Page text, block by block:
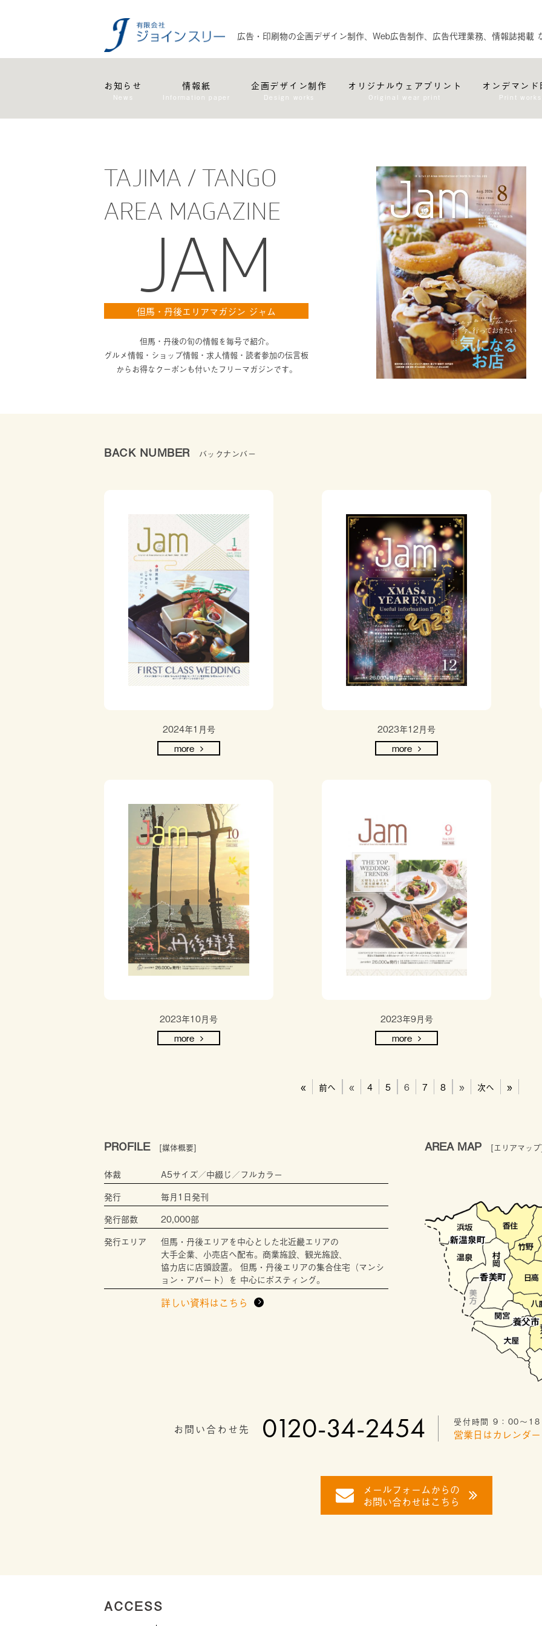
広告・印刷物の企画デザイン制作、Web広告制作、広告代理業務、情報誌掲載
お知らせ
News
情報紙
Information paper
企画デザイン制作
Design works
オリジナルウェアプリント
Original wear print
オンデマンド
Print works
TAJIMA / TANGO
AREA MAGAZINE
JAM
但馬・丹後エリアマガジン ジャム
但馬・丹後の旬の情報を毎号で紹介。
グルメ情報・ショップ情報・求人情報・読者参加の伝言板
からお得なクーポンも付いたフリーマガジンです。
BACK NUMBER バックナンバー
2024年1月号
more
2023年12月号
more
2023年10月号
more
2023年9月号
more
« 前へ « 4 5 6 7 8 » 次へ »
PROFILE [媒体概要]
体裁
A5サイズ／中綴じ／フルカラー
発行
毎月1日発刊
発行部数
20,000部
発行エリア
但馬・丹後エリアを中心とした北近畿エリアの
大手企業、小売店へ配布。商業施設、観光施設、
協力店に店頭設置。 但馬・丹後エリアの集合住宅（マンシ
ョン・アパート）を 中心にポスティング。
詳しい資料はこちら
AREA MAP [エリアマッ
お問い合わせ先 0120-34-2454 受付時間 9：00〜
営業日はカレンダ
メールフォームからの
お問い合わせはこちら
ACCESS